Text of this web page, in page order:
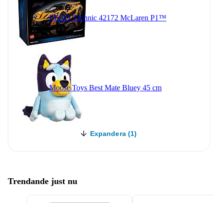
LEGO Technic 42172 McLaren P1™
Moose Toys Best Mate Bluey 45 cm
Expandera (1)
Trendande just nu